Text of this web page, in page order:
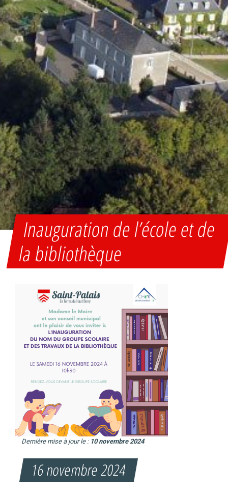
Inauguration de l’école et de
la bibliothèque
Dernière mise à jour le : 10 novembre 2024
16 novembre 2024